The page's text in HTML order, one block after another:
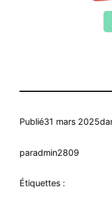
Publié31 mars 2025
paradmin2809
Étiquettes :